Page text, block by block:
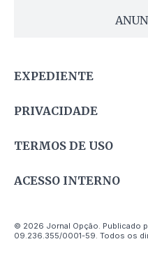
EXPEDIENTE
PRIVACIDADE
TERMOS DE USO
ACESSO INTERNO
© 2026 Jornal Opção. Publicado
09.236.355/0001-59. Todos os